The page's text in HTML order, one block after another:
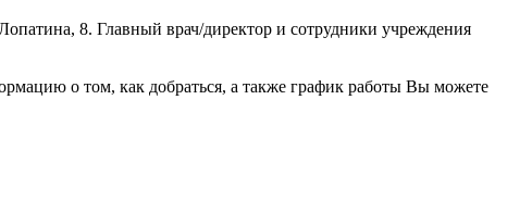
8. Главный врач/директор и сотрудники учреждения
о том, как добраться, а также график работы Вы можете